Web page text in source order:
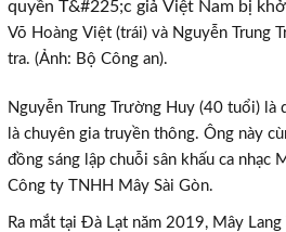
Võ Hoàng Việt (trái) và Nguyễn Trung
tra. (Ảnh: Bộ Công an).
Nguyễn Trung Trường Huy (40 tuổi) là
là chuyên gia truyền thông. Ông này
đồng sáng lập chuỗi sân khấu ca nhạc
Công ty TNHH Mây Sài Gòn.
Ra mắt tại Đà Lạt năm 2019, Mây